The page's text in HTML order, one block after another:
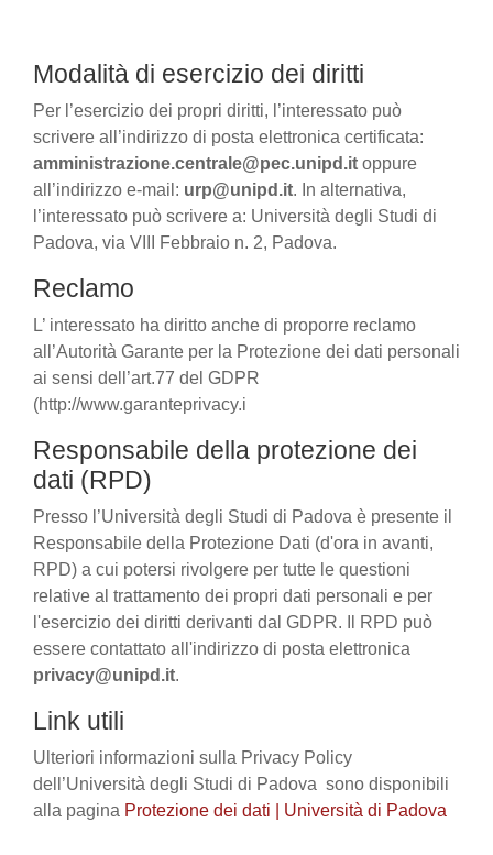
Modalità di esercizio dei diritti
Per l’esercizio dei propri diritti, l’interessato può
scrivere all’indirizzo di posta elettronica certificata:
amministrazione.centrale@pec.unipd.it oppure
all’indirizzo e-mail: urp@unipd.it. In alternativa,
l’interessato può scrivere a: Università degli Studi di
Padova, via VIII Febbraio n. 2, Padova.
Reclamo
L’ interessato ha diritto anche di proporre reclamo
all’Autorità Garante per la Protezione dei dati personali
ai sensi dell’art.77 del GDPR
(http://www.garanteprivacy.i
Responsabile della protezione dei
dati (RPD)
Presso l’Università degli Studi di Padova è presente il
Responsabile della Protezione Dati (d'ora in avanti,
RPD) a cui potersi rivolgere per tutte le questioni
relative al trattamento dei propri dati personali e per
l'esercizio dei diritti derivanti dal GDPR. Il RPD può
essere contattato all'indirizzo di posta elettronica
privacy@unipd.it.
Link utili
Ulteriori informazioni sulla Privacy Policy
dell’Università degli Studi di Padova sono disponibili
alla pagina Protezione dei dati | Università di Padova